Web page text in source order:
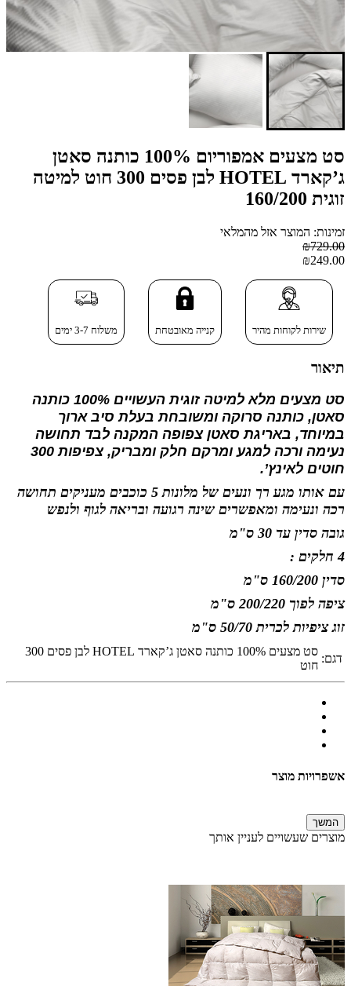
סט מצעים אמפוריום 100% כותנה סאטן
ג’קארד HOTEL לבן פסים 300 חוט למיטה
זוגית 160/200
זמינות: המוצר אזל מהמלאי
₪729.00
₪249.00
שירות לקוחות מהיר קנייה מאובטחת משלוח 3-7 ימים
תיאור
סט מצעים מלא למיטה זוגית העשויים 100% כותנה
סאטן, כותנה סרוקה ומשובחת בעלת סיב ארוך
במיוחד, באריגת סאטן צפופה המקנה לבד תחושה
נעימה ורכה למגע ומרקם חלק ומבריק, צפיפות 300
חוטים לאינץ’.
עם אותו מגע רך ונעים של מלונות 5 כוכבים מעניקים תחושה
רכה ונעימה ומאפשרים שינה רגועה ובריאה לגוף ולנפש
גובה סדין עד 30 ס"מ
4 חלקים :
סדין 160/200 ס"מ
ציפה לפוך 200/220 ס"מ
זוג ציפיות לכרית 50/70 ס"מ
דגם:
סט מצעים 100% כותנה סאטן ג’קארד HOTEL לבן פסים 300
חוט
אשפרויות מוצר
המשך
מוצרים שעשויים לעניין אותך